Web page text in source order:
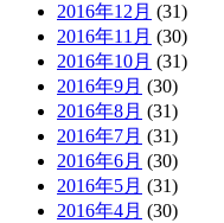
2016年12月 (31)
2016年11月 (30)
2016年10月 (31)
2016年9月 (30)
2016年8月 (31)
2016年7月 (31)
2016年6月 (30)
2016年5月 (31)
2016年4月 (30)